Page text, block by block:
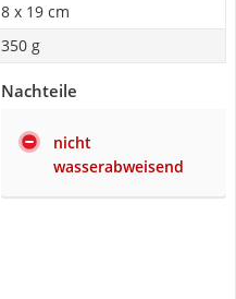
8 x 19 cm
350 g
Nachteile
nicht
wasserabweisend